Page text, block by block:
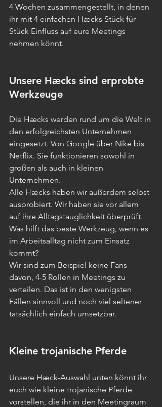
4 Wochen zusammengestellt, in denen
ihr mit 4 einfachen Hæcks Stück für
Stück Einfluss auf eure Meetings
nehmen könnt.
Unsere Hæcks sind erprobte
Werkzeuge
Die Hæcks werden rund um die Welt in
den erfolgreichsten Unternehmen
eingesetzt. Von Google über Nike bis
Netflix. Sie funktionieren sowohl in
großen als auch in kleinen
Unternehmen.
Alle Hæcks haben wir außerdem selbst
ausprobiert. Wir haben sie vor allem
auf ihre Alltagstauglichkeit überprüft.
Was hilft das beste Werkzeug, wenn es
im Arbeitsalltag nicht zum Einsatz
kommt?
Wir sind zum Beispiel keine Fans
davon, 4-5 Rollen in Meetings zu
verteilen. Das ist in den wenigsten
Fällen sinnvoll und noch viel seltener
tatsächlich einfach umsetzbar.
Kleine trojanische Pferde
Unsere Hæck-Auswahl unten könnt ihr
euch wie kleine trojanische Pferde
vorstellen, die ihr in den Meetingraum